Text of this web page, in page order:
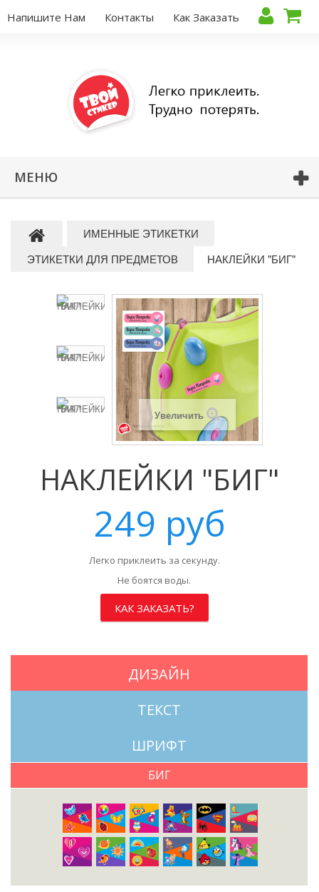
Напишите Нам Контакты Как Заказать
МЕНЮ
ИМЕННЫЕ ЭТИКЕТКИ
ЭТИКЕТКИ ДЛЯ ПРЕДМЕТОВ
НАКЛЕЙКИ "БИГ"
Увеличить
НАКЛЕЙКИ "БИГ"
249 руб
Легко приклеить за секунду.
Не боятся воды.
КАК ЗАКАЗАТЬ?
ДИЗАЙН
ТЕКСТ
ШРИФТ
БИГ